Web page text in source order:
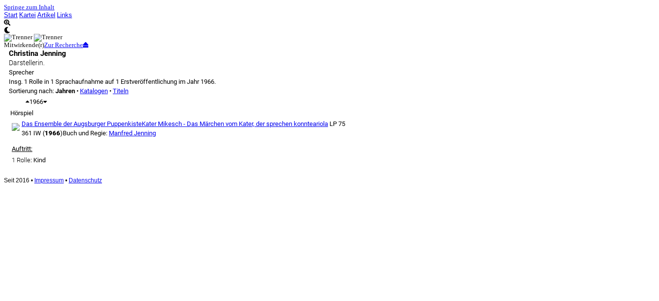
Springe zum Inhalt
Start Kartei Artikel Links
Mitwirkende(r)Zur Recherche
Christina Jenning
Darstellerin.
Sprecher
Insg. 1 Rolle in 1 Sprachaufnahme auf 1 Erstveröffentlichung im Jahr 1966.
Sortierung nach: Jahren • Katalogen • Titeln
1966
Hörspiel
Das Ensemble der Augsburger PuppenkisteKater Mikesch - Das Märchen vom Kater, der sprechen konnteariola LP 75
361 IW (1966)Buch und Regie: Manfred Jenning
Auftritt:
1 Rolle: Kind
Seit 2016 • Impressum • Datenschutz